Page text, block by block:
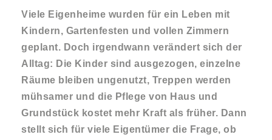
Viele Eigenheime wurden für ein Leben mit
Kindern, Gartenfesten und vollen Zimmern
geplant. Doch irgendwann verändert sich der
Alltag: Die Kinder sind ausgezogen, einzelne
Räume bleiben ungenutzt, Treppen werden
mühsamer und die Pflege von Haus und
Grundstück kostet mehr Kraft als früher. Dann
stellt sich für viele Eigentümer die Frage, ob